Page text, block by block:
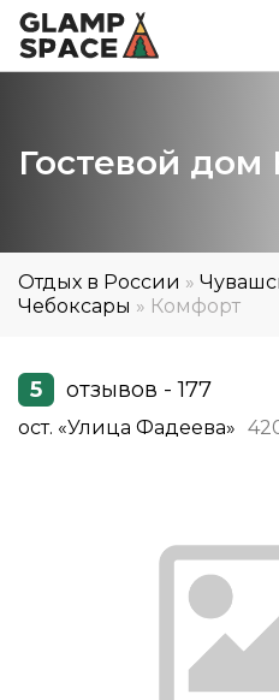
Гостевой дом
Отдых в России »
Чебоксары » Комфорт
5 отзывов - 177
ост. «Улица Фадеева»